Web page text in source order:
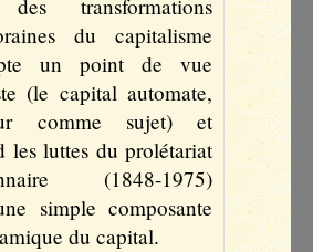
transformations
du capitalisme
un point de vue
(le capital automate,
comme sujet) et
les luttes du prolétariat
(1848-1975)
simple composante
du capital.